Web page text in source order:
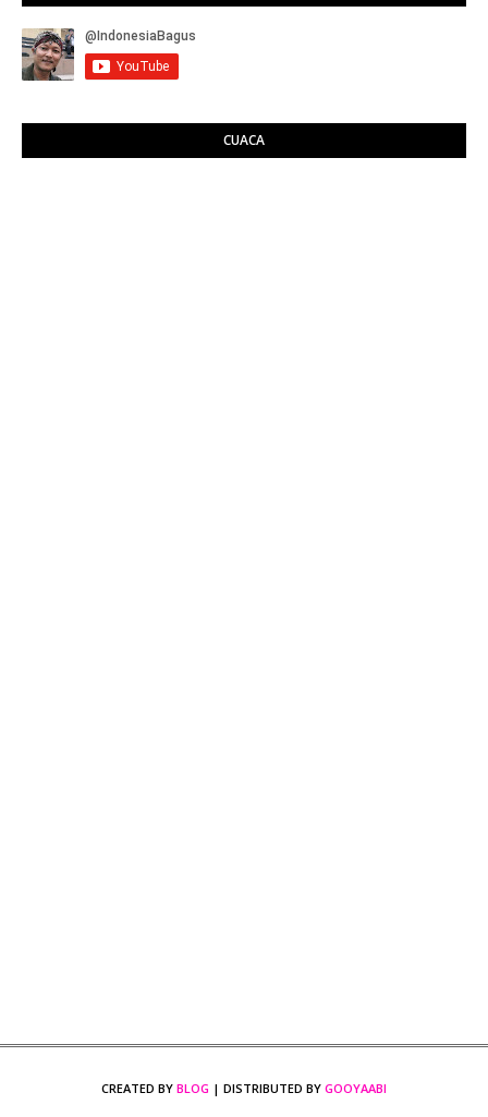
CUACA
CREATED BY BLOG | DISTRIBUTED BY GOOYAABI